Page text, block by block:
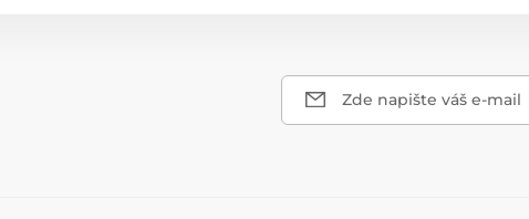
Zde napište váš e-mail